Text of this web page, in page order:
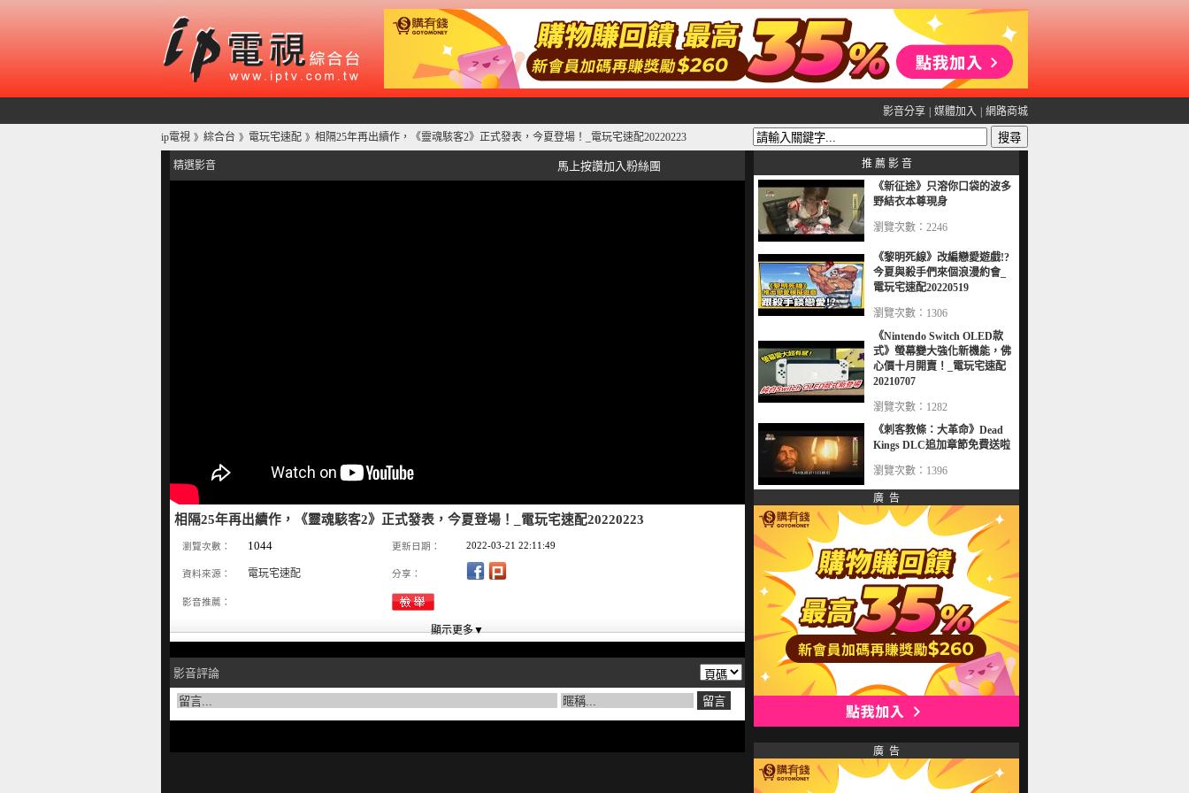
影音分享 媒體加入 網路商城
ip電視 》 綜合台 》 電玩宅速配 》 相隔25年再出續作，《靈魂駭客2》正式發表，今夏登場！_電玩宅速配20220223
精選影音 馬上按讚加入粉絲團
相隔25年再出續作，《靈魂駭客2》正式發表，今夏登場！_電玩宅速配20220223
瀏覽次數： 1044 更新日期： 2022-03-21 22:11:49
資料來源： 電玩宅速配 分享：
影音推薦：
影音評論
推 薦 影 音
《新征途》只溶你口袋的波多
野結衣本尊現身
瀏覽次數：2246
《黎明死線》改編戀愛遊戲!?
今夏與殺手們來個浪漫約會_
電玩宅速配20220519
瀏覽次數：1306
《Nintendo Switch OLED款
式》螢幕變大強化新機能，佛
心價十月開賣！_電玩宅速配
20210707
瀏覽次數：1282
《刺客教條：大革命》Dead
Kings DLC追加章節免費送啦
瀏覽次數：1396
廣 告
廣 告